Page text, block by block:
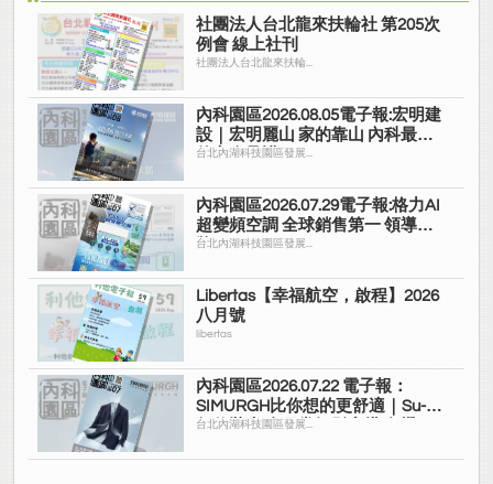
社團法人台北龍來扶輪社 第205次
例會 線上社刊
社團法人台北龍來扶輪...
內科園區2026.08.05電子報:宏明建
設｜宏明麗山 家的靠山 內科最高
的安全承諾
台北內湖科技園區發展...
內科園區2026.07.29電子報:格力AI
超變頻空調 全球銷售第一 領導品
牌
台北內湖科技園區發展...
Libertas【幸福航空，啟程】2026
八月號
libertas
內科園區2026.07.22 電子報：
SIMURGH比你想的更舒適｜Su-Si
舒仕裝 都會日常輕鬆穿搭 免燙可
台北內湖科技園區發展...